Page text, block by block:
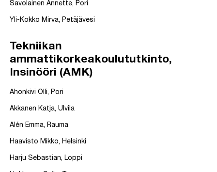
Savolainen Annette, Pori
Yli-Kokko Mirva, Petäjävesi
Tekniikan
ammattikorkeakoulututkinto,
Insinööri (AMK)
Ahonkivi Olli, Pori
Akkanen Katja, Ulvila
Alén Emma, Rauma
Haavisto Mikko, Helsinki
Harju Sebastian, Loppi